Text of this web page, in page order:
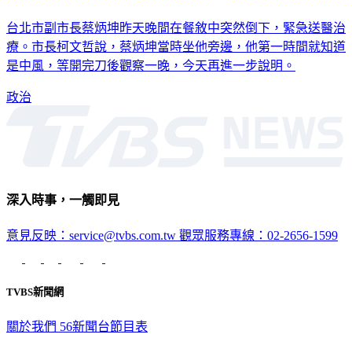
台北市副市長蔡炳坤昨天晚間在餐敘中突然倒下，緊急送醫治
療。市長柯文哲說，蔡炳坤當時坐他旁邊，他第一時間就知道
是中風，等開完刀後觀察一晚，今天再進一步說明。
政治
深入時事，一觸即見
意見反映：service@tvbs.com.tw 觀眾服務專線：02-2656-1599
TVBS新聞網
關於我們 56新聞台節目表